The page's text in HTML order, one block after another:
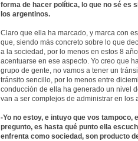
forma de hacer política, lo que no sé es
los argentinos.
Claro que ella ha marcado, y marca con
que, siendo más concreto sobre lo que
a la sociedad, por lo menos en estos 8
acentuarse en ese aspecto. Yo creo que
grupo de gente, no vamos a tener un
tránsito sencillo, por lo menos entre
conducción de ella ha generado un nivel
van a ser complejos de administrar en los
-Yo no estoy, e intuyo que vos
pregunto, es hasta qué punto ella
enfrenta como sociedad, son producto